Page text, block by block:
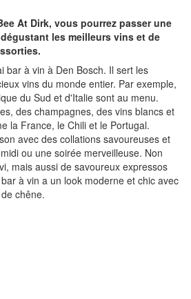
At Dirk, vous pourrez passer une
les meilleurs vins et de
bar à vin à Den Bosch. Il sert les
vins du monde entier. Par exemple,
du Sud et d'Italie sont au menu.
des champagnes, des vins blancs et
la France, le Chili et le Portugal.
avec des collations savoureuses et
ou une soirée merveilleuse. Non
mais aussi de savoureux expressos
à vin a un look moderne et chic avec
chêne.